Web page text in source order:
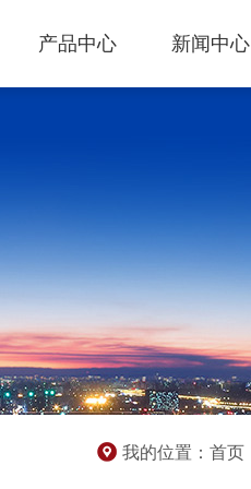
产品中心 新闻中心
我的位置： 首页